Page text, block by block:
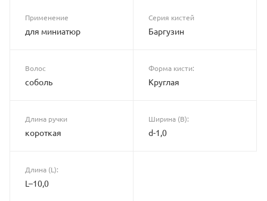
Применение
для миниатюр
Серия кистей
Баргузин
Волос
соболь
Форма кисти:
Круглая
Длина ручки
короткая
Ширина (B):
d-1,0
Длина (L):
L–10,0